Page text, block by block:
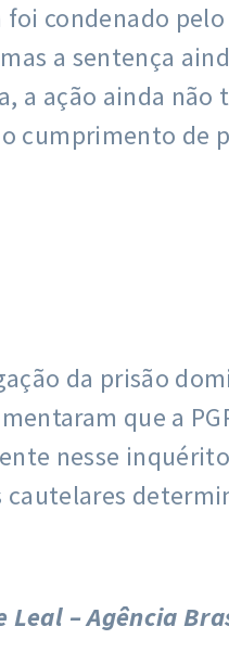
condenado
a sentença
a ação ainda
cumprimento de
da prisão
que a
nesse
Leal – Agência